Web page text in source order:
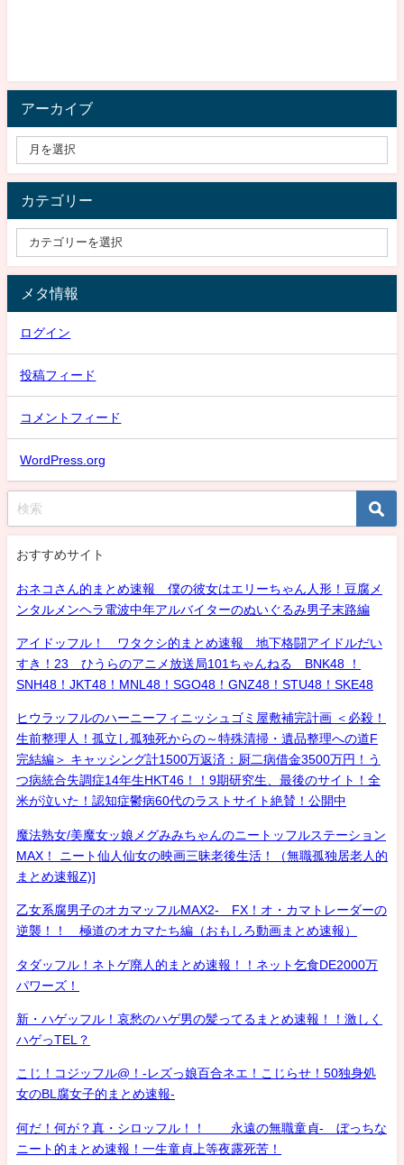
アーカイブ
カテゴリー
メタ情報
ログイン
投稿フィード
コメントフィード
WordPress.org
おすすめサイト
おネコさん的まとめ速報 僕の彼女はエリーちゃん人形！豆腐メ
ンタルメンヘラ電波中年アルバイターのぬいぐるみ男子末路編
アイドッフル！ ワタクシ的まとめ速報 地下格闘アイドルだい
すき！23 ひうらのアニメ放送局101ちゃんねる BNK48 ！
SNH48！JKT48！MNL48！SGO48！GNZ48！STU48！SKE48
ヒウラッフルのハーニーフィニッシュゴミ屋敷補完計画 ＜必殺！
生前整理人！孤立し孤独死からの～特殊清掃・遺品整理への道F
完結編＞ キャッシング計1500万返済：厨二病借金3500万円！う
つ病統合失調症14年生HKT46！！9期研究生、最後のサイト！全
米が泣いた！認知症鬱病60代のラストサイト絶賛！公開中
魔法熟女/美魔女ッ娘メグみみちゃんのニートッフルステーション
MAX！ ニート仙人仙女の映画三昧老後生活！（無職孤独居老人的
まとめ速報Z)]
乙女系腐男子のオカマッフルMAX2- FX！オ・カマトレーダーの
逆襲！！ 極道のオカマたち編（おもしろ動画まとめ速報）
タダッフル！ネトゲ廃人的まとめ速報！！ネット乞食DE2000万
パワーズ！
新・ハゲッフル！哀愁のハゲ男の髪ってるまとめ速報！！激しく
ハゲっTEL？
こじ！コジッフル@！-レズっ娘百合ネエ！こじらせ！50独身処
女のBL腐女子的まとめ速報-
何だ！何が？真・シロッフル！！ 永遠の無職童貞- ぼっちな
ニート的まとめ速報！一生童貞上等夜露死苦！